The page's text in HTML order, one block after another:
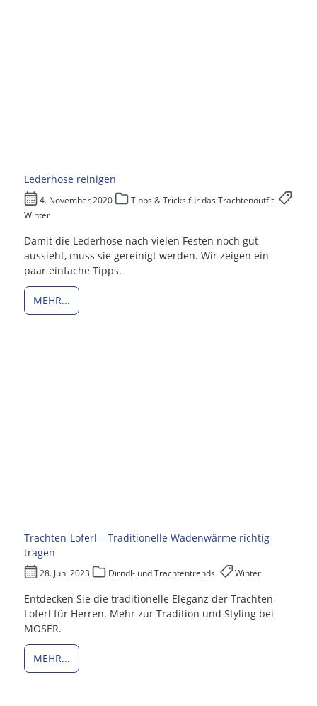
Lederhose reinigen
4. November 2020
Tipps & Tricks für das Trachtenoutfit
Winter
Damit die Lederhose nach vielen Festen noch gut
aussieht, muss sie gereinigt werden. Wir zeigen ein
paar einfache Tipps.
MEHR...
Trachten-Loferl – Traditionelle Wadenwärme richtig
tragen
28. Juni 2023 Dirndl- und Trachtentrends Winter
Entdecken Sie die traditionelle Eleganz der Trachten-
Loferl für Herren. Mehr zur Tradition und Styling bei
MOSER.
MEHR...